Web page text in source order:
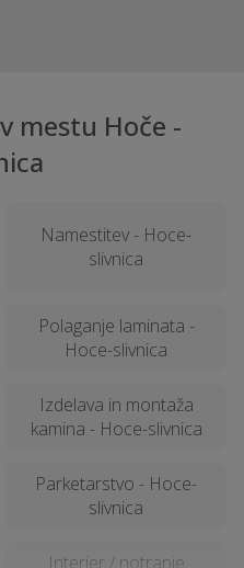
mestu Hoče -
Namestitev - Hoce-
slivnica
Polaganje laminata -
Hoce-slivnica
Izdelava in montaža
kamina - Hoce-slivnica
Parketarstvo - Hoce-
slivnica
Interier / notranje